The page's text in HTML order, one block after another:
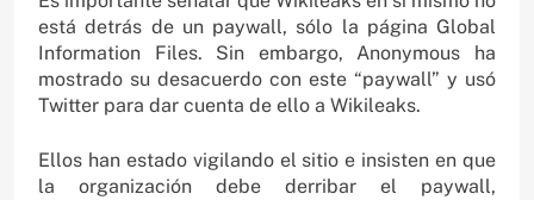
está detrás de un paywall, sólo la página Global
Information Files. Sin embargo, Anonymous ha
mostrado su desacuerdo con este “paywall” y usó
Twitter para dar cuenta de ello a Wikileaks.
Ellos han estado vigilando el sitio e insisten en que
la organización debe derribar el paywall,